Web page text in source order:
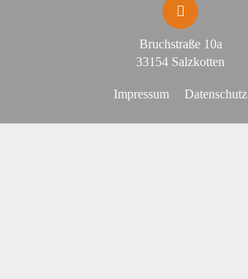
Bruchstraße 10a
33154 Salzkotten
Impressum Datenschutz